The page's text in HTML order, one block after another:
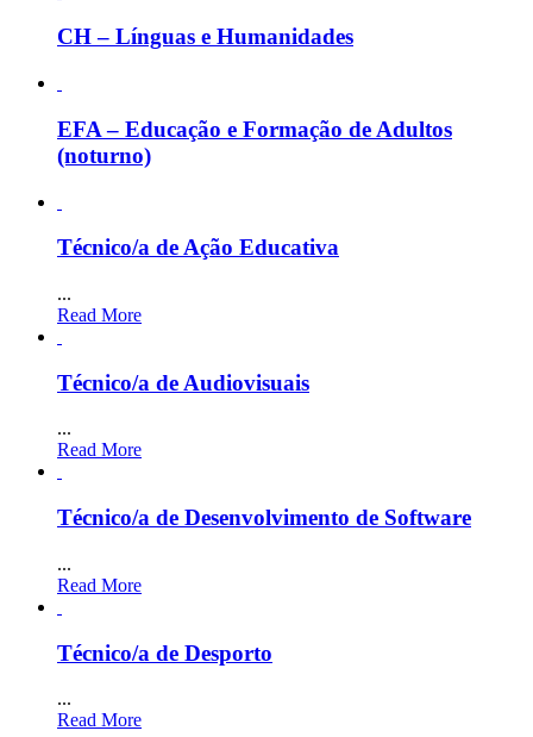
CH – Línguas e Humanidades
EFA – Educação e Formação de Adultos
(noturno)
Técnico/a de Ação Educativa
...
Read More
Técnico/a de Audiovisuais
...
Read More
Técnico/a de Desenvolvimento de Software
...
Read More
Técnico/a de Desporto
...
Read More